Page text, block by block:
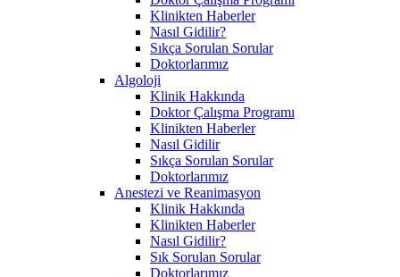
Klinikten Haberler
Nasıl Gidilir?
Sıkça Sorulan Sorular
Doktorlarımız
Algoloji
Klinik Hakkında
Doktor Çalışma Programı
Klinikten Haberler
Nasıl Gidilir
Sıkça Sorulan Sorular
Doktorlarımız
Anestezi ve Reanimasyon
Klinik Hakkında
Klinikten Haberler
Nasıl Gidilir?
Sık Sorulan Sorular
Doktorlarımız